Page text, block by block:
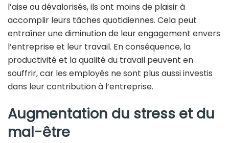
l’aise ou dévalorisés, ils ont moins de plaisir à
accomplir leurs tâches quotidiennes. Cela peut
entraîner une diminution de leur engagement envers
l’entreprise et leur travail. En conséquence, la
productivité et la qualité du travail peuvent en
souffrir, car les employés ne sont plus aussi investis
dans leur contribution à l’entreprise.
Augmentation du stress et du
mal-être